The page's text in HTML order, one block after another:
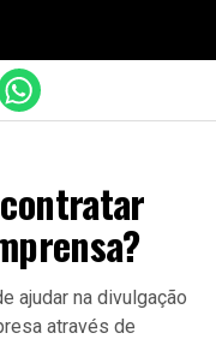
ajudar na divulgação
através de